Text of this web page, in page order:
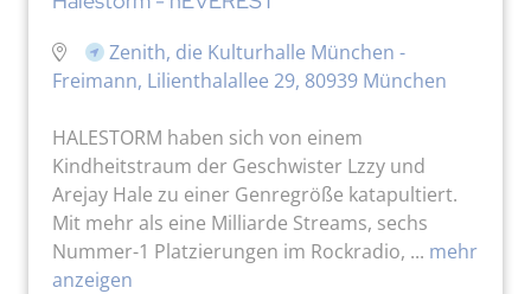
Zenith, die Kulturhalle München -
Freimann, Lilienthalallee 29, 80939 München
HALESTORM haben sich von einem
Kindheitstraum der Geschwister Lzzy und
Arejay Hale zu einer Genregröße katapultiert.
Mit mehr als eine Milliarde Streams, sechs
Nummer-1 Platzierungen im Rockradio, ... mehr
anzeigen